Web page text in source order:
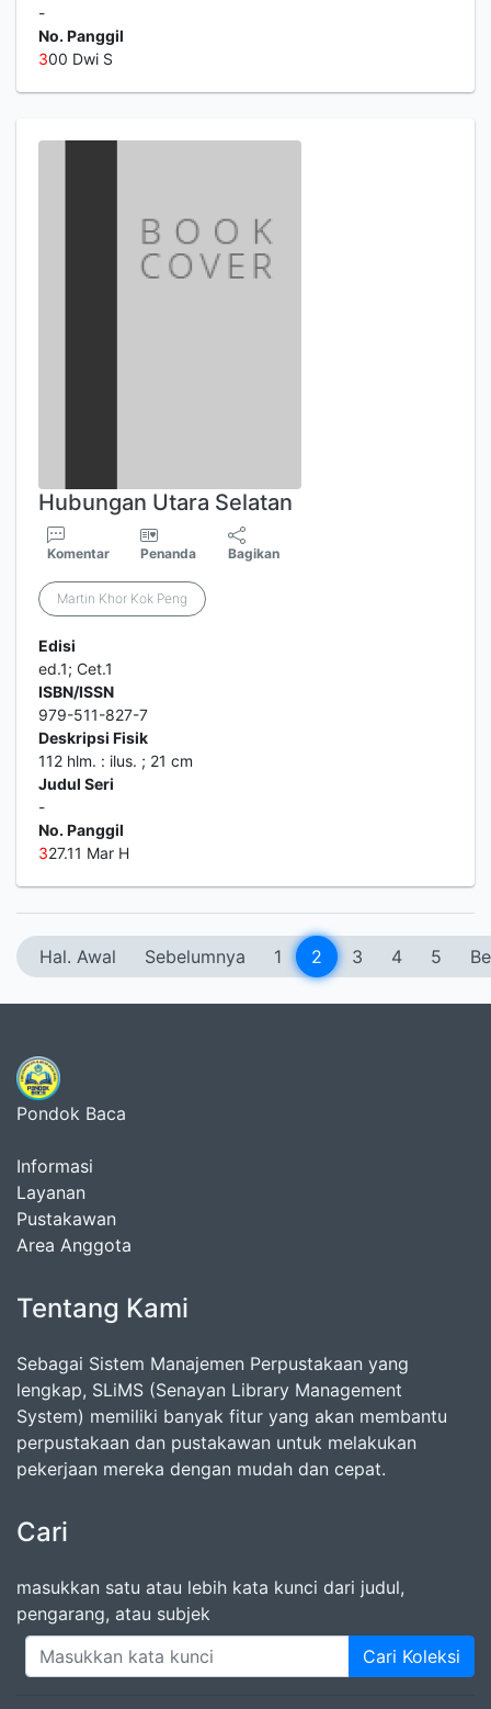
-
No. Panggil
300 Dwi S
Hubungan Utara Selatan
Komentar Penanda Bagikan
Martin Khor Kok Peng
Edisi
ed.1; Cet.1
ISBN/ISSN
979-511-827-7
Deskripsi Fisik
112 hlm. : ilus. ; 21 cm
Judul Seri
-
No. Panggil
327.11 Mar H
Hal. Awal Sebelumnya 1 2 3 4 5
Pondok Baca
Informasi
Layanan
Pustakawan
Area Anggota
Tentang Kami
Sebagai Sistem Manajemen Perpustakaan yang
lengkap, SLiMS (Senayan Library Management
System) memiliki banyak fitur yang akan membantu
perpustakaan dan pustakawan untuk melakukan
pekerjaan mereka dengan mudah dan cepat.
Cari
masukkan satu atau lebih kata kunci dari judul,
pengarang, atau subjek
Cari Koleksi